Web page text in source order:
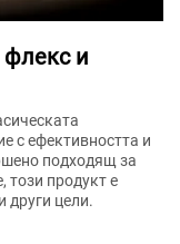
флекс и
с ефективността и
подходящ за
този продукт е
други цели.